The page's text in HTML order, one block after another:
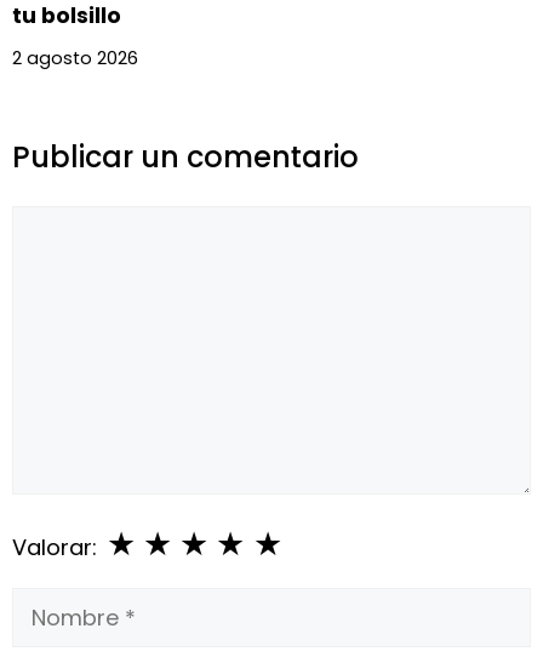
tu bolsillo
2 agosto 2026
Publicar un comentario
Valorar: ★
★
★
★
★
Nombre